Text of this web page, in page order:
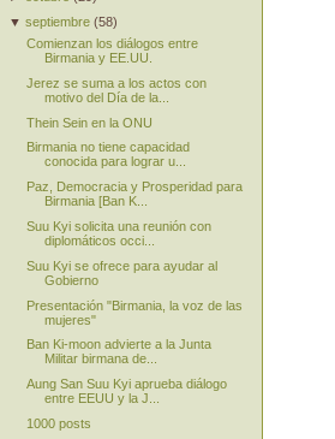
▼septiembre (58)
Comienzan los diálogos entre
Birmania y EE.UU.
Jerez se suma a los actos con
motivo del Día de la...
Thein Sein en la ONU
Birmania no tiene capacidad
conocida para lograr u...
Paz, Democracia y Prosperidad para
Birmania [Ban K...
Suu Kyi solicita una reunión con
diplomáticos occi...
Suu Kyi se ofrece para ayudar al
Gobierno
Presentación "Birmania, la voz de las
mujeres"
Ban Ki-moon advierte a la Junta
Militar birmana de...
Aung San Suu Kyi aprueba diálogo
entre EEUU y la J...
1000 posts